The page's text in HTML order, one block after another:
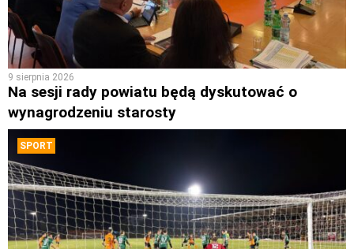
9 sierpnia 2026
Na sesji rady powiatu będą dyskutować o
wynagrodzeniu starosty
SPORT